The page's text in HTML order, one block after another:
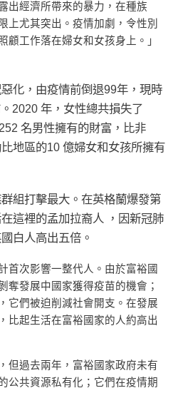
出經濟所帶來的暴力，在種族
上尤其突出。疫情加劇，令性別
顧工作落在婦女和女孩身上。」
化，由疫情前倒退99年，現時
2020 年，女性總共損失了
名男性擁有的財富，比非
地區的10 億婦女和女孩所擁有
組打擊最大。在英格蘭爆發第
這裡的孟加拉裔人 ，因新冠肺
白人高出五倍。
首次影響一整代人。由於富裕國
奪發展中國家獲得疫苗的機會；
它們被迫削減社會開支。在發展
比起生活在富裕國家的人約高出
但過去兩年，富裕國家政府未有
公共資源私有化；它們在疫情期